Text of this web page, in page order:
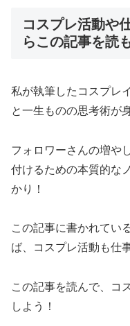
コスプレ活動や
らこの記事を読
私が執筆したコスプレ
と一生ものの思考術が
フォロワーさんの増や
付けるための本質的な
かり！
この記事に書かれてい
ば、
コスプレ活動も仕
この記事を読んで、コ
しよう！